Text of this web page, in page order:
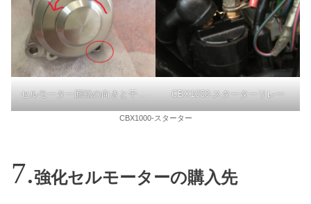
セルモーター回転の向きと干渉の場所 CBX1000-スターターリレー
CBX1000-スターター
強化セルモーターの購入先